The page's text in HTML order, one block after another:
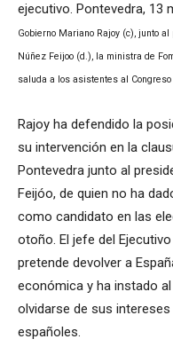
ejecutivo. Pontevedra, 13
Gobierno Mariano Rajoy (c), junto
Núñez Feijoo (d.), la ministra de
saluda a los asistentes al Congreso
Rajoy ha defendido la
su intervención en la
Pontevedra junto al
Feijóo, de quien no ha
como candidato en las
otoño. El jefe del
pretende devolver a
económica y ha instado
olvidarse de sus
españoles.